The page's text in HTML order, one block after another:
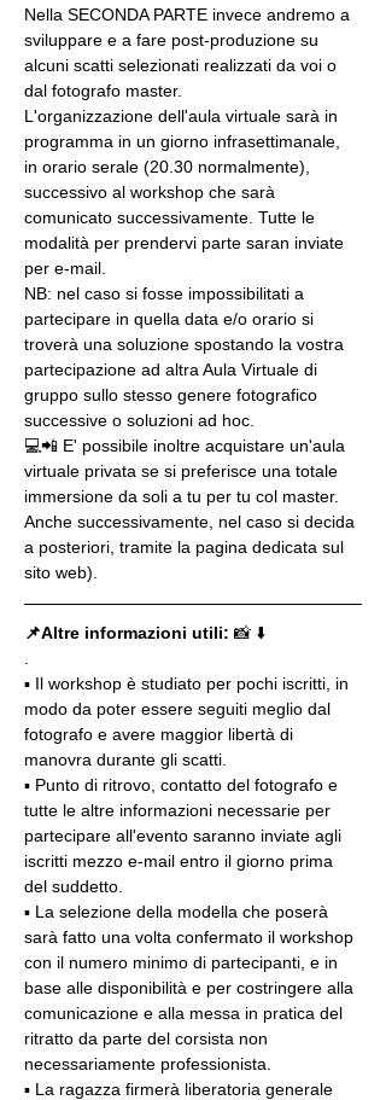
Nella SECONDA PARTE invece andremo a
sviluppare e a fare post-produzione su
alcuni scatti selezionati realizzati da voi o
dal fotografo master.
L'organizzazione dell'aula virtuale sarà in
programma in un giorno infrasettimanale,
in orario serale (20.30 normalmente),
successivo al workshop che sarà
comunicato successivamente. Tutte le
modalità per prendervi parte saran inviate
per e-mail.
NB: nel caso si fosse impossibilitati a
partecipare in quella data e/o orario si
troverà una soluzione spostando la vostra
partecipazione ad altra Aula Virtuale di
gruppo sullo stesso genere fotografico
successive o soluzioni ad hoc.
💻📲 E' possibile inoltre acquistare un'aula
virtuale privata se si preferisce una totale
immersione da soli a tu per tu col master.
Anche successivamente, nel caso si decida
a posteriori, tramite la pagina dedicata sul
sito web).
📌Altre informazioni utili: 📸 ⬇️
▪️ Il workshop è studiato per pochi iscritti, in
modo da poter essere seguiti meglio dal
fotografo e avere maggior libertà di
manovra durante gli scatti.
▪️ Punto di ritrovo, contatto del fotografo e
tutte le altre informazioni necessarie per
partecipare all'evento saranno inviate agli
iscritti mezzo e-mail entro il giorno prima
del suddetto.
▪️ La selezione della modella che poserà
sarà fatto una volta confermato il workshop
con il numero minimo di partecipanti, e in
base alle disponibilità e per costringere alla
comunicazione e alla messa in pratica del
ritratto da parte del corsista non
necessariamente professionista.
▪️ La ragazza firmerà liberatoria generale